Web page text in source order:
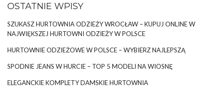
OSTATNIE WPISY
SZUKASZ HURTOWNIA ODZIEŻY WROCŁAW – KUPUJ ONLINE W
NAJWIĘKSZEJ HURTOWNI ODZIEŻY W POLSCE
HURTOWNIE ODZIEŻOWE W POLSCE – WYBIERZ NAJLEPSZĄ
SPODNIE JEANS W HURCIE – TOP 5 MODELI NA WIOSNĘ
ELEGANCKIE KOMPLETY DAMSKIE HURTOWNIA